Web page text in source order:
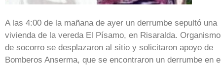
A las 4:00 de la mañana de ayer un derrumbe sepultó una
vivienda de la vereda El Písamo, en Risaralda.
de socorro se desplazaron al sitio y solicitaron apoyo de
Bomberos Anserma, que se encontraron un derrumbe en